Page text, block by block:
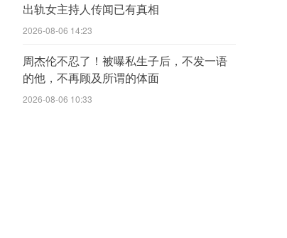
出轨女主持人传闻已有真相
2026-08-06 14:23
周杰伦不忍了！被曝私生子后，不发一语
的他，不再顾及所谓的体面
2026-08-06 10:33